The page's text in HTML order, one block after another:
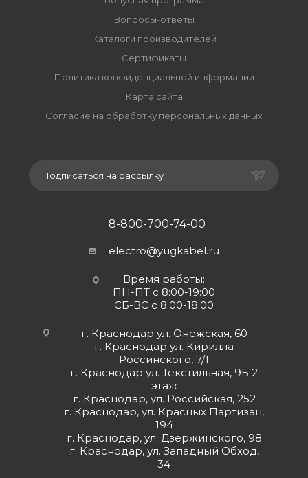
Вопросы-ответы
Каталоги производителей
Сертификаты
Политика конфиденциальной информации
Карта сайта
Согласие на обработку персональных данных
Подписаться на рассылку
8-800-700-74-00
electro@yugkabel.ru
Время работы:
ПН-ПТ с 8:00-19:00
СБ-ВС с 8:00-18:00
г. Краснодар ул. Онежская, 60
г. Краснодар ул. Кирилла
Россинского, 7/1
г. Краснодар ул. Текстильная, 9Б 2
этаж
г. Краснодар, ул. Российская, 252
г. Краснодар, ул. Красных Партизан,
194
г. Краснодар, ул. Дзержинского, 98
г. Краснодар, ул. Западный Обход,
34